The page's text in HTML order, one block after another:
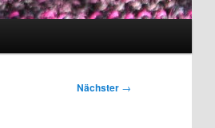
Nächster →